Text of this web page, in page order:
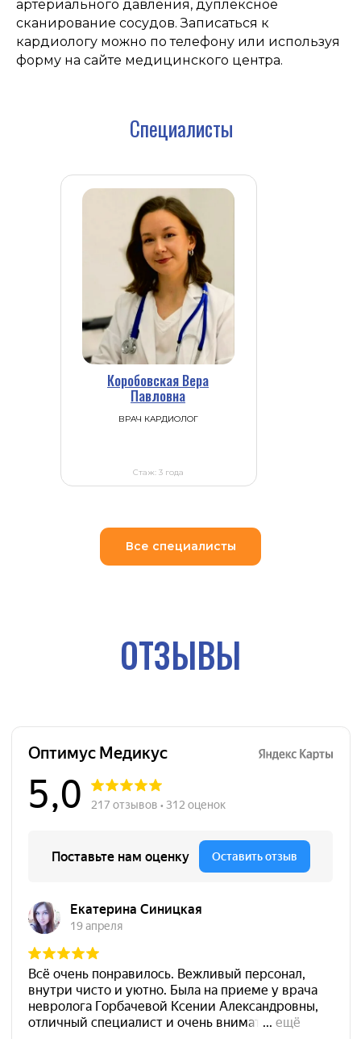
артериального давления, дуплексное
сканирование сосудов. Записаться к
кардиологу можно по телефону или используя
форму на сайте медицинского центра.
Специалисты
Коробовская Вера
Павловна
ВРАЧ КАРДИОЛОГ
Стаж: 3 года
Все специалисты